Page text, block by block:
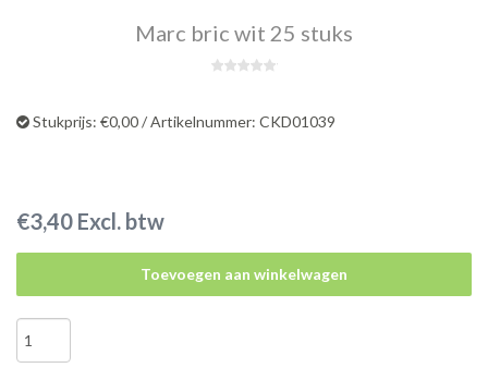
Marc bric wit 25 stuks
Stukprijs: €0,00 / Artikelnummer: CKD01039
€3,40 Excl. btw
Toevoegen aan winkelwagen